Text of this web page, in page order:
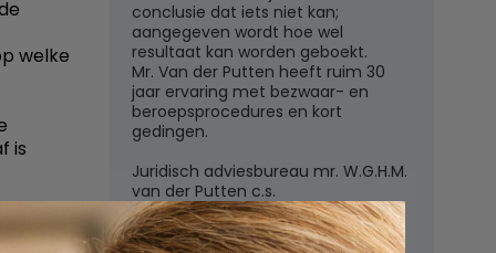
welke
is
conclusie dat iets niet kan;
aangegeven wordt hoe wel
resultaat kan worden geboekt.
Mr. Van der Putten heeft ruim 30
jaar ervaring met bezwaar- en
beroepsprocedures en kort
gedingen.
Juridisch adviesbureau mr. W.G.H.M.
van der Putten c.s.
Zutphensestraatweg 7
6881 WN Velp (Gld)